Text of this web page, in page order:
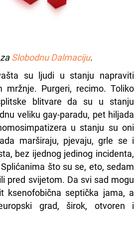
Slobodnu Dalmaciju.
su ljudi u stanju napraviti
mržnje. Purgeri, recimo. Toliko
blitvare da su u stanju
veliku gay-paradu, pet hiljada
u stanju su oni
marširaju, pjevaju, grle se i
bez ijednog jedinog incidenta,
što su se, eto, sedam
pred svijetom. Da svi sad mogu
ksenofobična septička jama, a
grad, širok, otvoren i